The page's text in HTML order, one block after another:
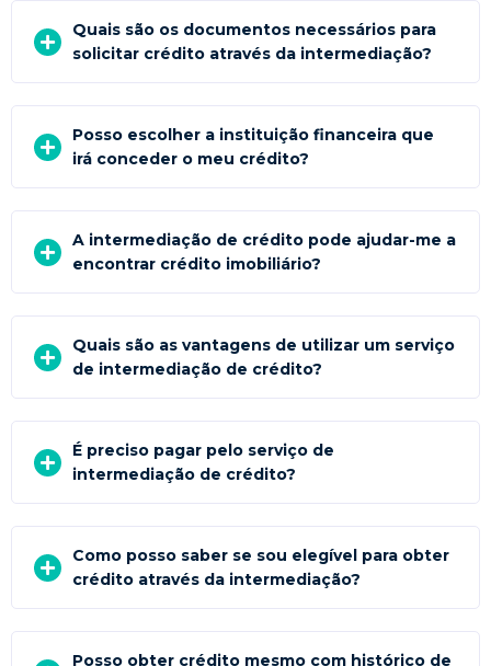
Quais são os documentos necessários para
solicitar crédito através da intermediação?
Posso escolher a instituição financeira que
irá conceder o meu crédito?
A intermediação de crédito pode ajudar-me a
encontrar crédito imobiliário?
Quais são as vantagens de utilizar um serviço
de intermediação de crédito?
É preciso pagar pelo serviço de
intermediação de crédito?
Como posso saber se sou elegível para obter
crédito através da intermediação?
Posso obter crédito mesmo com histórico de